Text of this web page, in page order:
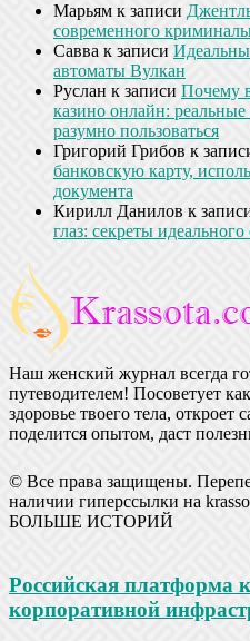
Марьям к записи
современного
Савва к записи
автоматы Вулкан
Руслан к записи Почему
казино онлайн:
разумно пользоваться
Григорий Грибов к
банковскую карту,
документа
Кирилл Данилов к
глаз: секреты идеального
Наш женский журнал всегда
путеводителем! Посоветует
здоровье твоего тела, откроет
поделится опытом, даст
© Все права защищены.
наличии гиперссылки на
БОЛЬШЕ ИСТОРИЙ
Российская платформа
корпоративной